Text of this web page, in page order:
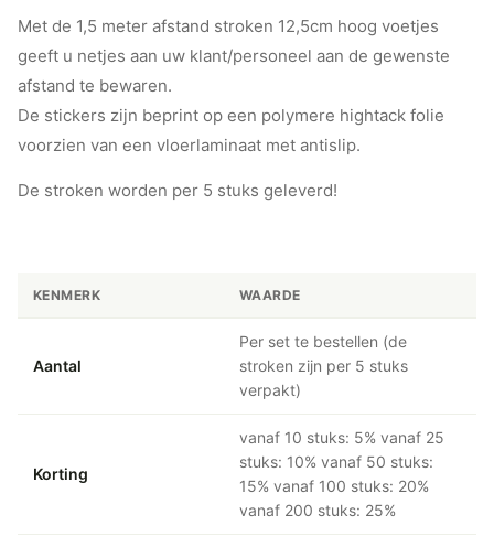
Met de 1,5 meter afstand stroken 12,5cm hoog voetjes
geeft u netjes aan uw klant/personeel aan de gewenste
afstand te bewaren.
De stickers zijn beprint op een polymere hightack folie
voorzien van een vloerlaminaat met antislip.
De stroken worden per 5 stuks geleverd!
KENMERK WAARDE
Aantal
Per set te bestellen (de
stroken zijn per 5 stuks
verpakt)
Korting
vanaf 10 stuks: 5% vanaf 25
stuks: 10% vanaf 50 stuks:
15% vanaf 100 stuks: 20%
vanaf 200 stuks: 25%